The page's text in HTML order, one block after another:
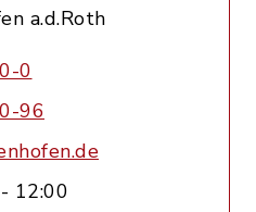
a.d.Roth
0
96
12:00